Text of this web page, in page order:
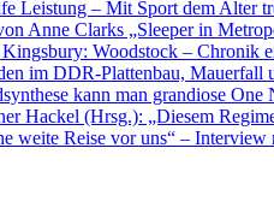
Leistung – Mit Sport dem Alter
Anne Clarks „Sleeper in
Woodstock – Chronik
im DDR-Plattenbau,
kann man grandiose
Hackel (Hrsg.): „Diesem
weite Reise vor uns“ –